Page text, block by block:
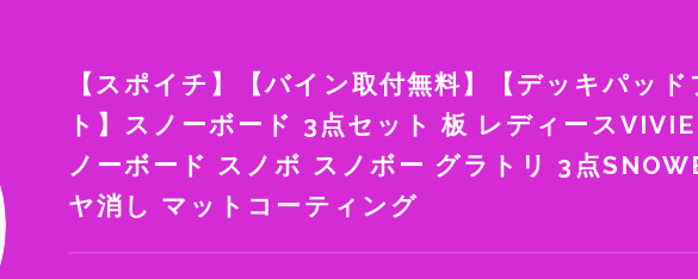
【スポイチ】【バイン取付無料】【デッキパッド
ト】スノーボード 3点セット 板 レディース
ノーボード スノボ スノボー グラトリ 3点
ヤ消し マットコーティング